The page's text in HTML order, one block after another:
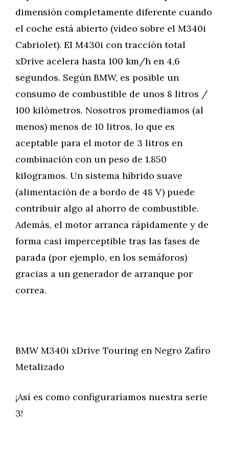
dimensión completamente diferente cuando
el coche está abierto (vídeo sobre el M340i
Cabriolet). El M430i con tracción total
xDrive acelera hasta 100 km/h en 4,6
segundos. Según BMW, es posible un
consumo de combustible de unos 8 litros /
100 kilómetros. Nosotros promediamos (al
menos) menos de 10 litros, lo que es
aceptable para el motor de 3 litros en
combinación con un peso de 1.850
kilogramos. Un sistema híbrido suave
(alimentación de a bordo de 48 V) puede
contribuir algo al ahorro de combustible.
Además, el motor arranca rápidamente y de
forma casi imperceptible tras las fases de
parada (por ejemplo, en los semáforos)
gracias a un generador de arranque por
correa.
BMW M340i xDrive Touring en Negro Zafiro
Metalizado
¡Así es como configuraríamos nuestra serie
3!